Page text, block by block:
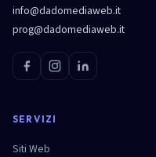
info@dadomediaweb.it
prog@dadomediaweb.it
SERVIZI
Siti Web